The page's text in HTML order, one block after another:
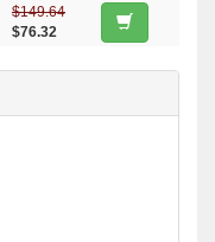
$149.64
$76.32